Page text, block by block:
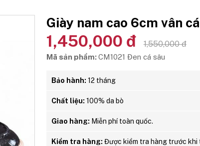
Giày nam cao 6cm vân
1,450,000 đ 1,550,000 đ
Mã sản phẩm: CM1021 Đen cá sâu
Bảo hành: 12 tháng
Chất liệu: 100% da bò
Giao hàng: Miễn phí toàn quốc.
Kiểm tra hàng: Được kiểm tra hàng trước khi